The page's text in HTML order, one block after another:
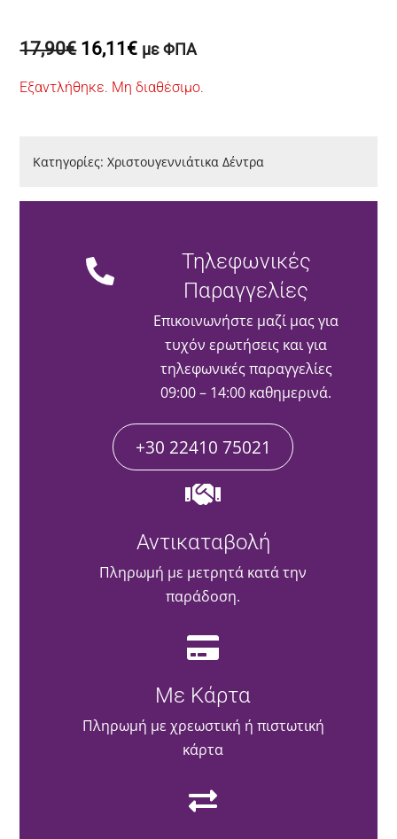
17,90€ Original
was:
16,11 €Η
τιμή
με ΦΠΑ
Εξαντλήθηκε. Μη διαθέσιμο.
Κατηγορίες:Χριστουγεννιάτικα Δέντρα
Τηλεφωνικές
Παραγγελίες
Επικοινωνήστε μαζί μας για
τυχόν ερωτήσεις και για
τηλεφωνικές παραγγελίες
09:00 – 14:00 καθημερινά.
+30 22410 75021
Αντικαταβολή
Πληρωμή με μετρητά κατά την
παράδοση.
Με Κάρτα
Πληρωμή με χρεωστική ή πιστωτική
κάρτα